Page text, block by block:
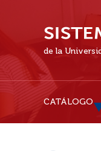
de la
CATÁLOGO